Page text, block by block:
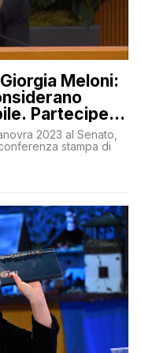
Meloni:
Parteciperò
2023 al Senato,
stampa di